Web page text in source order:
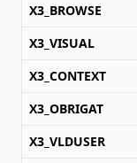
X3_BROWSE
X3_VISUAL
X3_CONTEXT
X3_OBRIGAT
X3_VLDUSER